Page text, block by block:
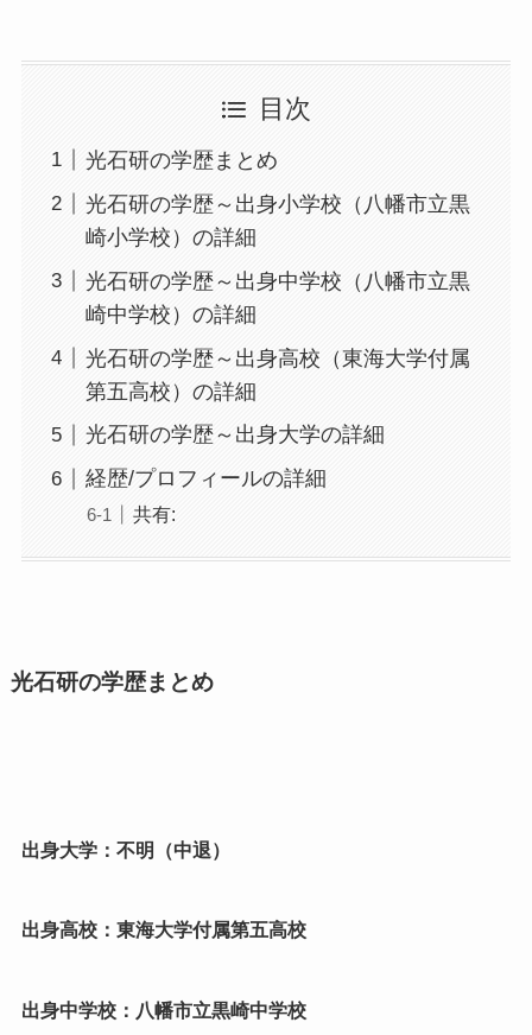
目次
光石研の学歴まとめ
光石研の学歴～出身小学校（八幡市立黒
崎小学校）の詳細
光石研の学歴～出身中学校（八幡市立黒
崎中学校）の詳細
光石研の学歴～出身高校（東海大学付属
第五高校）の詳細
光石研の学歴～出身大学の詳細
経歴/プロフィールの詳細
共有:
光石研の学歴まとめ
出身大学：不明（中退）
出身高校：東海大学付属第五高校
出身中学校：八幡市立黒崎中学校